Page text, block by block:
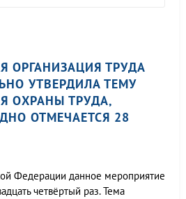
ОРГАНИЗАЦИЯ ТРУДА
УТВЕРДИЛА ТЕМУ
ОХРАНЫ ТРУДА,
ОТМЕЧАЕТСЯ 28
Федерации данное мероприятие
четвёртый раз. Тема